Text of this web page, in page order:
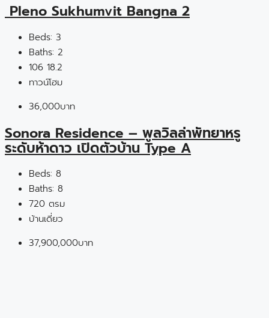
Pleno Sukhumvit Bangna 2
Beds: 3
Baths: 2
106 18.2
ทาวน์โฮม
36,000บาท
Sonora Residence – พูลวิลล่าพัทยาหรู
ระดับห้าดาว เปิดตัวบ้าน Type A
Beds: 8
Baths: 8
720 ตรม
บ้านเดี่ยว
37,900,000บาท